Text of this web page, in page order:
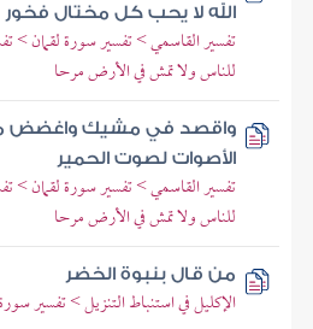
الله لا يحب كل مختال فخور
تفسير القاسمي > تفسير سورة لقمان >
للناس ولا تمش في الأرض مرحا
واقصد في مشيك واغضض
الأصوات لصوت الحمير
تفسير القاسمي > تفسير سورة لقمان >
للناس ولا تمش في الأرض مرحا
من قال بنبوة الخضر
الإكليل في استنباط التنزيل > تفسير